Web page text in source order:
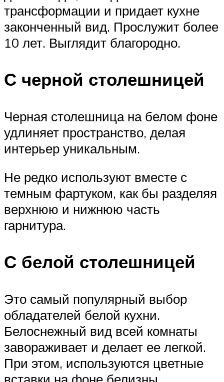
трансформации и придает кухне
законченный вид. Прослужит более
10 лет. Выглядит благородно.
С черной столешницей
Черная столешница на белом фоне
удлиняет пространство, делая
интерьер уникальным.
Не редко используют вместе с
темным фартуком, как бы разделяя
верхнюю и нижнюю часть
гарнитура.
С белой столешницей
Это самый популярный выбор
обладателей белой кухни.
Белоснежный вид всей комнаты
завораживает и делает ее легкой.
При этом, используются цветные
вставки на фоне белизны.